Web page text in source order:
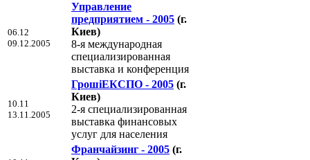
06.12
09.12.2005
Управление
предприятием - 2005 (г.
Киев)
8-я международная
специализированная
выставка и конференция
10.11
13.11.2005
ГрошiЕКСПО - 2005 (г.
Киев)
2-я специализированная
выставка финансовых
услуг для населения
Франчайзинг - 2005 (г.